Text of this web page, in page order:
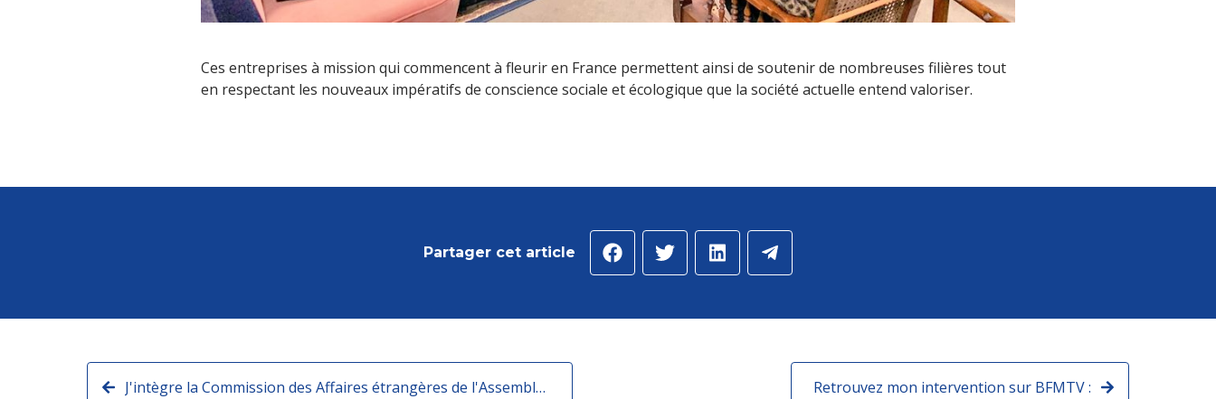
Ces entreprises à mission qui commencent à fleurir en France permettent ainsi de soutenir de nombreuses filières tout
en respectant les nouveaux impératifs de conscience sociale et écologique que la société actuelle entend valoriser.
Partager cet article
J'intègre la Commission des Affaires étrangères de l'Assemblée Nationale Retrouvez mon intervention sur BFMTV :